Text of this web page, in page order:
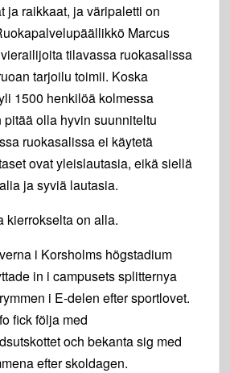
ja raikkaat, ja väripaletti on
Marcus
tilavassa ruokasalissa
tarjoilu toimii. Koska
1500 henkilöä kolmessa
olla hyvin suunniteltu
ruokasalissa ei käytetä
ovat yleislautasia, eikä siellä
ja syviä lautasia.
kierrokselta on alla.
i Korsholms högstadium
in i campusets splitternya
i E-delen efter sportlovet.
fick följa med
och bekanta sig med
efter skoldagen.